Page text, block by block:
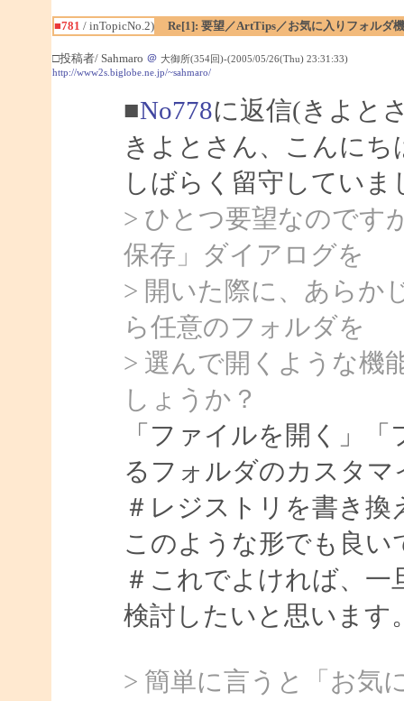
■781 / inTopicNo.2) Re[1]: 要望／ArtTips／お気に入りフォルダ
□投稿者/ Sahmaro ＠ 大御所(354回)-(2005/05/26(Thu) 23:31:33)
http://www2s.biglobe.ne.jp/~sahmaro/
■No778に返信(きよと
きよとさん、こんにち
しばらく留守していま
> ひとつ要望なのです
保存」ダイアログを
> 開いた際に、あらか
ら任意のフォルダを
> 選んで開くような機
しょうか？
「ファイルを開く」
るフォルダのカスタ
＃レジストリを書き
このような形でも良い
＃これでよければ、
検討したいと思います
> 簡単に言うと「お気